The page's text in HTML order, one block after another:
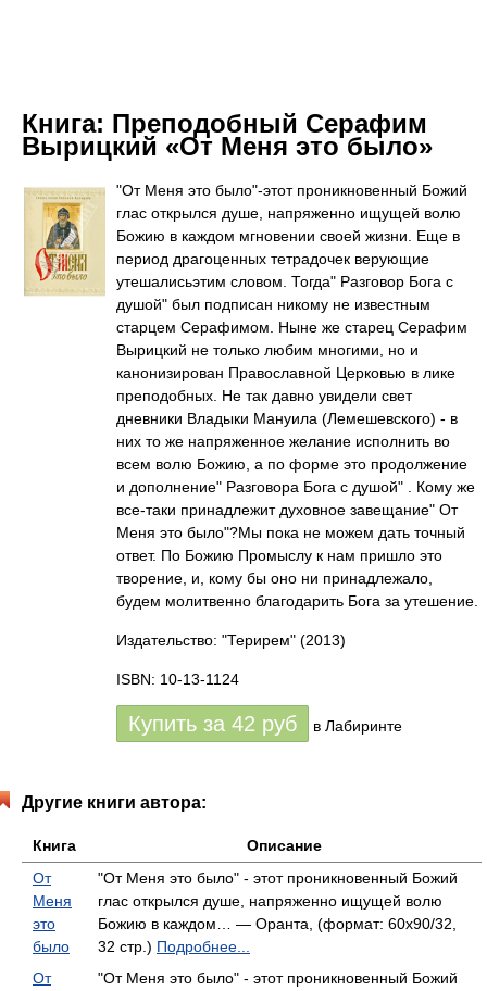
Книга: Преподобный Серафим
Вырицкий «От Меня это было»
"От Меня это было"-этот проникновенный Божий
глас открылся душе, напряженно ищущей волю
Божию в каждом мгновении своей жизни. Еще в
период драгоценных тетрадочек верующие
утешалисьэтим словом. Тогда" Разговор Бога с
душой" был подписан никому не известным
старцем Серафимом. Ныне же старец Серафим
Вырицкий не только любим многими, но и
канонизирован Православной Церковью в лике
преподобных. Не так давно увидели свет
дневники Владыки Мануила (Лемешевского) - в
них то же напряженное желание исполнить во
всем волю Божию, а по форме это продолжение
и дополнение" Разговора Бога с душой" . Кому же
все-таки принадлежит духовное завещание" От
Меня это было"?Мы пока не можем дать точный
ответ. По Божию Промыслу к нам пришло это
творение, и, кому бы оно ни принадлежало,
будем молитвенно благодарить Бога за утешение.
Издательство: "Терирем" (2013)
ISBN: 10-13-1124
Купить за 42 руб в Лабиринте
Другие книги автора:
Книга
Описание
От
Меня
это
было
"От Меня это было" - этот проникновенный Божий
глас открылся душе, напряженно ищущей волю
Божию в каждом… — Оранта, (формат: 60x90/32,
32 стр.) Подробнее...
От
"От Меня это было" - этот проникновенный Божий